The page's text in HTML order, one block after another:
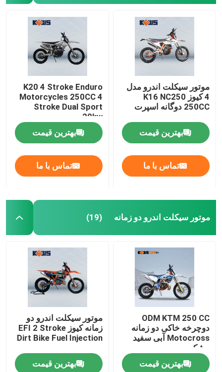
موتور سیکلت اندرو مدل
4 کیوز K16 NC250
250CC دوگانه اسپرت
بهترین قیمت
تماس با ما
K20 4 Stroke Enduro
Motorcycles 250CC 4
Stroke Dual Sport
20kw
بهترین قیمت
تماس با ما
موتور سیکلت اندرو دو زمانه (19)
ODM KTM 250 CC
دوچرخه خاکی دو زمانه
Motocross آبی سفید
مشکی
بهترین قیمت
موتور سیکلت اندرو دو
زمانه کیوز EFI 2 Stroke
Dirt Bike Fuel Injection
بهترین قیمت